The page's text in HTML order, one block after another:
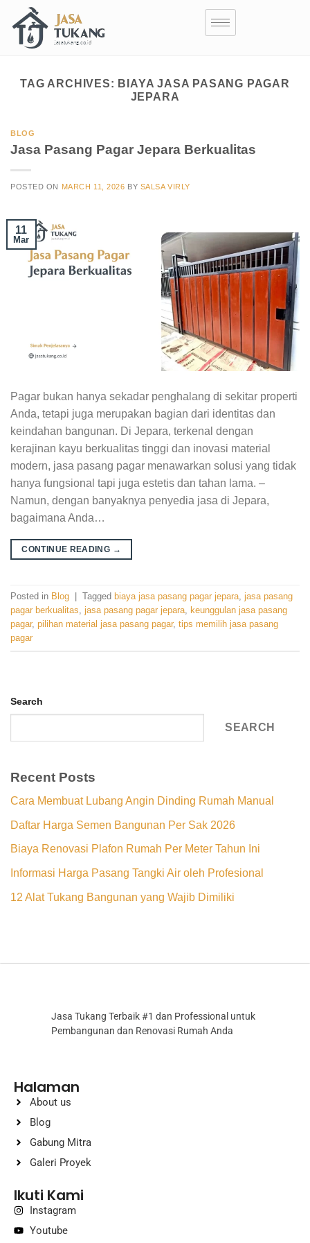
TAG ARCHIVES: BIAYA JASA PASANG PAGAR
JEPARA
BLOG
Jasa Pasang Pagar Jepara Berkualitas
POSTED ON MARCH 11, 2026 BY SALSA VIRLY
11
Mar
Pagar bukan hanya sekadar penghalang di sekitar properti
Anda, tetapi juga merupakan bagian dari identitas dan
keindahan bangunan. Di Jepara, terkenal dengan
kerajinan kayu berkualitas tinggi dan inovasi material
modern, jasa pasang pagar menawarkan solusi yang tidak
hanya fungsional tapi juga estetis dan tahan lama. –
Namun, dengan banyaknya penyedia jasa di Jepara,
bagaimana Anda…
CONTINUE READING →
Posted in Blog Tagged biaya jasa pasang pagar jepara, jasa pasang
pagar berkualitas, jasa pasang pagar jepara, keunggulan jasa pasang
pagar, pilihan material jasa pasang pagar, tips memilih jasa pasang
pagar
Search
SEARCH
Recent Posts
Cara Membuat Lubang Angin Dinding Rumah Manual
Daftar Harga Semen Bangunan Per Sak 2026
Biaya Renovasi Plafon Rumah Per Meter Tahun Ini
Informasi Harga Pasang Tangki Air oleh Profesional
12 Alat Tukang Bangunan yang Wajib Dimiliki
Jasa Tukang Terbaik #1 dan Professional untuk
Pembangunan dan Renovasi Rumah Anda
Halaman
About us
Blog
Gabung Mitra
Galeri Proyek
Ikuti Kami
Instagram
Youtube